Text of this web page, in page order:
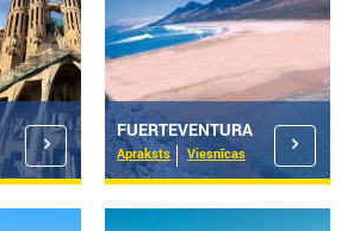
FUERTEVENTURA
Apraksts Viesnīcas